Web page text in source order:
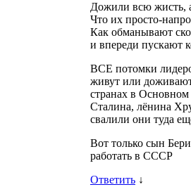
Дожили всю жисть,
Что их просто-
Как обманывают
и впереди пускают
ВСЕ потомки
живут или
странах в
Сталина, лёнина
свалили они туда
Вот только сын
работать в СССР
Ответить ↓